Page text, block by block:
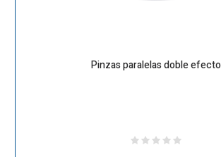
Pinzas paralelas doble efecto